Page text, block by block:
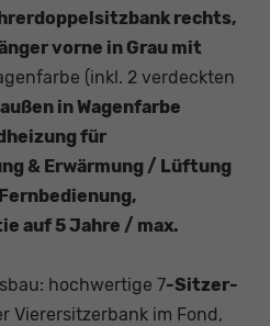
rechts,
vorne in Grau mit
(inkl. 2 verdeckten
in Wagenfarbe
für
& Erwärmung / Lüftung
auf 5 Jahre / max.
hochwertige 7-Sitzer-
Vierersitzerbank im Fond,